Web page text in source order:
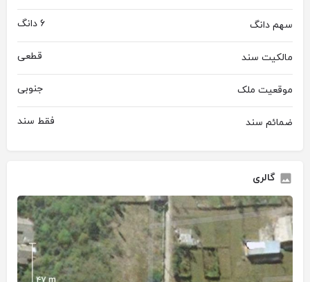
سهم دانگ 6 دانگ
مالکیت سند قطعی
موقعیت ملک جنوبی
ضمائم سند فقط سند
گالری